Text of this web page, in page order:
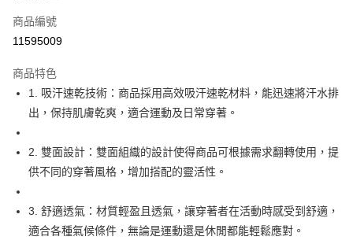
Apple Pay
悠遊付
大哥付你分期
相關說明
【大哥付你分期使用說明】
1.本服務由台灣大哥大提供，台灣大哥大用戶可立即使用無須另外申請。
2.付款方式選擇「大哥付你分期」，訂單成立後會自動跳轉到大哥付的交易
流程，驗證手機門號後，選擇欲分期的期數、繳款截止日，確認付款後即完
成交易。
3.實際核准額度、可分期數及費用金額請依後續交易確認頁面所載為準。
4.訂單成立30分鐘內，如未前往確認交易或遇審核未通過，訂單將自動取
AFTEE先享後付
相關說明
【關於「AFTEE先享後付」】
AFTEE先享後付是「在收到商品之後才付款」的支付方式。 讓您購物簡單
便利好安心！
１．簡單：不需註冊會員、不需綁卡、不需儲值。
ATM付款
商品編號
11595009
商品特色
1. 吸汗速乾技術：商品採用高效吸汗速乾材料，能迅速將汗水排
出，保持肌膚乾爽，適合運動及日常穿著。
2. 雙面設計：雙面組織的設計使得商品可根據需求翻轉使用，提
供不同的穿著風格，增加搭配的靈活性。
3. 舒適透氣：材質輕盈且透氣，讓穿著者在活動時感受到舒適，
適合各種氣候條件，無論是運動還是休閒都能輕鬆應對。